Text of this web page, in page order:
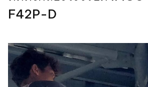
F42P-D